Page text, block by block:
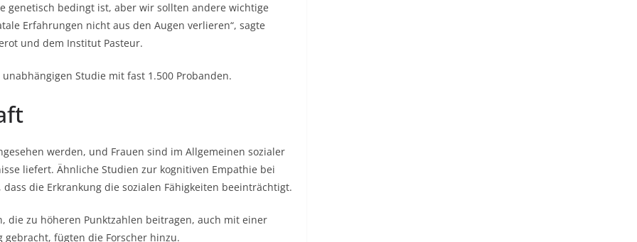
genetisch bedingt ist, aber wir sollten andere wichtige
Erfahrungen nicht aus den Augen verlieren“, sagte
und dem Institut Pasteur.
Studie mit fast 1.500 Probanden.
werden, und Frauen sind im Allgemeinen sozialer
liefert. Ähnliche Studien zur kognitiven Empathie bei
die Erkrankung die sozialen Fähigkeiten beeinträchtigt.
die zu höheren Punktzahlen beitragen, auch mit einer
fügten die Forscher hinzu.